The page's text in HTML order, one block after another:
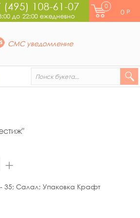
(495) 108-61-07
до 22:00 ежедневно
0
0 Р
СМС уведомление
35; Салал; Упаковка Крафт